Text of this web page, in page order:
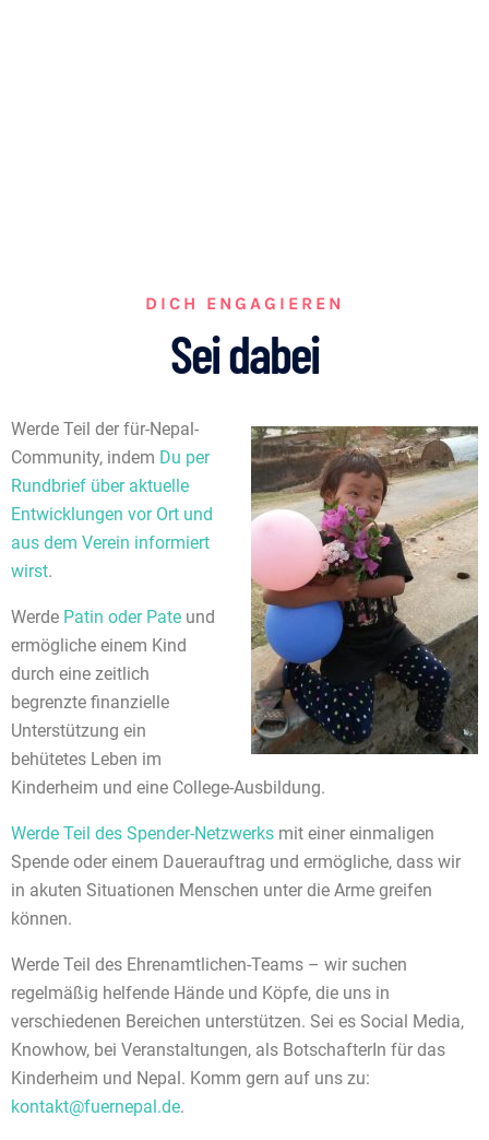
DICH ENGAGIEREN
Sei dabei
Werde Teil der für-Nepal-
Community, indem Du per
Rundbrief über aktuelle
Entwicklungen vor Ort und
aus dem Verein informiert
wirst.
Werde Patin oder Pate und
ermögliche einem Kind
durch eine zeitlich
begrenzte finanzielle
Unterstützung ein
behütetes Leben im
Kinderheim und eine College-Ausbildung.
Werde Teil des Spender-Netzwerks mit einer einmaligen
Spende oder einem Dauerauftrag und ermögliche, dass wir
in akuten Situationen Menschen unter die Arme greifen
können.
Werde Teil des Ehrenamtlichen-Teams – wir suchen
regelmäßig helfende Hände und Köpfe, die uns in
verschiedenen Bereichen unterstützen. Sei es Social Media,
Knowhow, bei Veranstaltungen, als BotschafterIn für das
Kinderheim und Nepal. Komm gern auf uns zu:
kontakt@fuernepal.de.